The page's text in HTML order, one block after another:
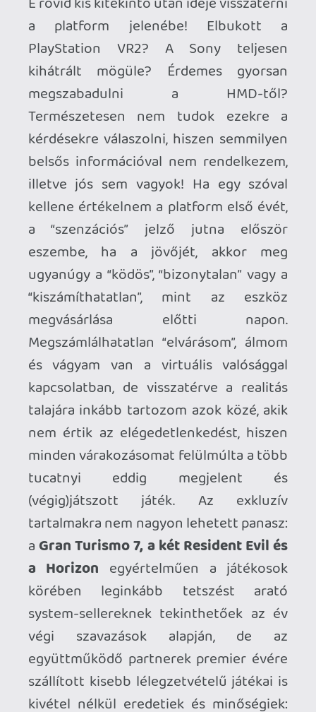
legközelebb álló iparágakat teszi
próbára: a hatalmas költségvetésből
hosszú ideig készülő egyjátékos monster
produkciókat és a VR-t. Az előbbit
leginkább azért mert sokba kerülnek, az
utóbbit mert kevés profitot termelnek, a
közös nevező a nagy kockázat. A kiadók
nem akarnak kockáztatni, egy jó kis
remake, remaster vagy slágerszéria n+1.
rókabőrének lehúzása biztosabb
bevétellel, a 7 pontos címek gyártása az
előfizetéses szolgáltatásokba
kiszámíthatóbb működéssel
kecsegtetnek. Közben őrült versengés
megy, ki találja meg a következő
aranytojást tojó tyúkot, kinek sikerül
annyira elGaaSosítani a játékosok fejét,
hogy játékkiadó helyett
pénznyomdaként hivatkozhassanak
magukra? Kié lesz a következő GTA
Online vagy Fortnite? Az sem baj, ha 10-
ből 9 live-service megy a kukába, ha
egynek sikerül mélyebb gyökereket
eresztenie, az majd termeli a suskát 50-
100 VR játék helyett is! Legnagyobb
bánatomra a VR számára a mai napig
hiányzik a nagy áttörés, képtelen a
mainstreambe átlépni, közel sincs akkora
érdeklődés iránta, mint amekkorára az
elemzők számítottak egy évtizeddel
ezelőtt. Az elterjedése fájdalmasan apró
lépésekben halad még úgy is, hogy Zuck a
megjelenése óta eltelt három
évben majd 50 milliárd dolláros (!!!)
veszteséggel aReality Labs
divízió
(leánykori nevén: Oculus VR) háta mögött
is a virtuális/kiterjesztett/kevert
valóságban látja a jövőt és masszívan
bízik a “Metaverse” víziójában. Annak
ellenére, hogy a koncepciónak csak egy
részét képezi a videojáték és bizonyos